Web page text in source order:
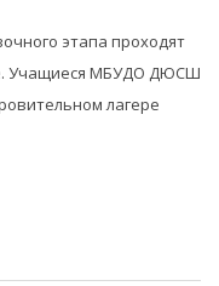
этапа проходят
Учащиеся МБУДО ДЮСШ
лагере